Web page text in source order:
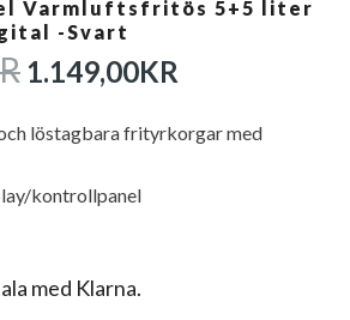
Varmluftsfritös 5+5 liter
-Svart
DET
URSPRUNGLIGA
PRISET
1.990,00KR.
1.149,00KR
PRISET
löstagbara frityrkorgar med
kontrollpanel
med Klarna.